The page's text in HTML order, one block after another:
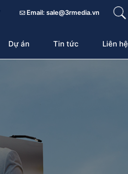
Email: sale@3rmedia.vn
Dự án Tin tức Liên hệ